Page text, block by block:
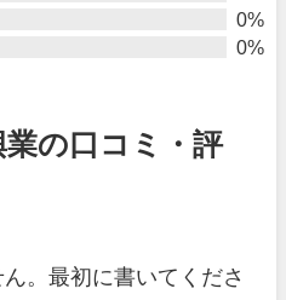
0%
0%
の口コミ・評
。最初に書いてくださ